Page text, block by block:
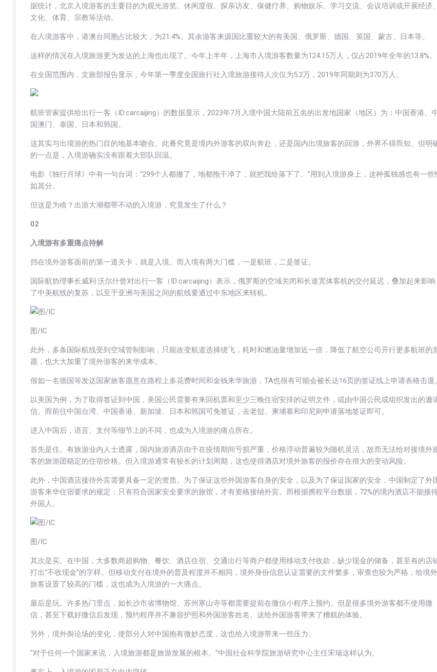
据统计，北京入境游客的主要目的为观光游览、休闲度假、探亲访友、保健疗养、购物娱乐、学习交流、会议培训或开展经济
文化、体育、宗教等活动。
在入境游客中，港澳台同胞占比较大，为21.4%。其余游客来源国比重较大的有美国、俄罗斯、德国、英国、蒙古、日本等。
这样的情况在入境旅游更为发达的上海也出现了。今年上半年，上海市入境游客数量为124.15万人，仅占2019年全年的13.8%。
在全国范围内，文旅部报告显示，今年第一季度全国旅行社入境旅游接待人次仅为5.2万，2019年同期则为370万人。
航班管家提供给出行一客（ID:carcaijing）的数据显示，2023年7月入境中国大陆前五名的出发地国家（地区）为：中国香港、
国澳门、泰国、日本和韩国。
这其实与出境游的热门目的地基本吻合。此番究竟是境内外游客的双向奔赴，还是国内出境旅客的回游，外界不得而知。但明
的一点是，入境游确实没有跟着大部队回温。
电影《独行月球》中有一句台词：“299个人都撤了，地都拖干净了，就把我给落下了。”用到入境游身上，这种孤独感也有一些
如其分。
但这是为啥？出游大潮都带不动的入境游，究竟发生了什么？
02
入境游有多重痛点待解
挡在境外游客面前的第一道关卡，就是入境。而入境有两大门槛，一是航班，二是签证。
国际航协理事长威利·沃尔什曾对出行一客（ID:carcaijing）表示，俄罗斯的空域关闭和长途宽体客机的交付延迟，叠加起来影响
了中美航线的复苏，以至于亚洲与美国之间的航线要通过中东地区来转机。
图/IC
此外，多条国际航线受到空域管制影响，只能改变航道选择绕飞，耗时和燃油量增加近一倍，降低了航空公司开行更多航班的
愿，也大大加重了境外游客的来华成本。
假如一名德国等发达国家旅客愿意在路程上多花费时间和金钱来华旅游，TA也很有可能会被长达16页的签证线上申请表格击退
以美国为例，为了取得签证到中国，美国公民需要有来回机票和至少三晚住宿安排的证明文件，或由中国公民或组织发出的邀
信。而前往中国台湾、中国香港、新加坡、日本和韩国可免签证，去老挝、柬埔寨和印尼则申请落地签证即可。
进入中国后，语言、支付等细节上的不同，也成为入境游的痛点所在。
首先是住。有旅游业内人士透露，国内旅游酒店由于在疫情期间亏损严重，价格浮动普遍较为随机灵活，故而无法给对接境外
客的旅游团稳定的住宿价格。但入境游通常有较长的计划周期，这也使得酒店对境外旅客的报价存在很大的变动风险。
此外，中国酒店接待外宾需要具备一定的资质。为了保证这些外国游客自身的安全，以及为了保证国家的安全，中国制定了外
游客来华住宿要求的规定：只有符合国家安全要求的旅馆，才有资格接纳外宾。而根据携程平台数据，72%的境内酒店不能接
外国人。
图/IC
其次是买。在中国，大多数商超购物、餐饮、酒店住宿、交通出行等商户都使用移动支付收款，缺少现金的储备，甚至有的店
打出“不收现金”的字样。但移动支付在境外的普及程度并不相同，境外身份信息认证需要的文件繁多，审查也较为严格，给境外
旅客设置了较高的门槛，这也成为入境游的一大痛点。
最后是玩。许多热门景点，如长沙市省博物馆、苏州寒山寺等都需要提前在微信小程序上预约。但是很多境外游客都不使用微
信，甚至下载好微信后发现，预约程序并不兼容护照和外国游客姓名。这给外国游客带来了糟糕的体验。
另外，境外舆论场的变化，使部分人对中国抱有微妙态度，这也给入境游带来一些压力。
“对于任何一个国家来说，入境旅游都是旅游发展的根本。”中国社会科学院旅游研究中心主任宋瑞这样认为。